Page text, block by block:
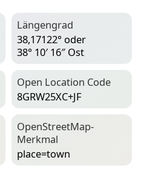
Längengrad
38,17122° oder
38° 10′ 16″ Ost
Open Location Code
8GRW25XC+JF
Open­Street­Map-
Merkmal
place=­town